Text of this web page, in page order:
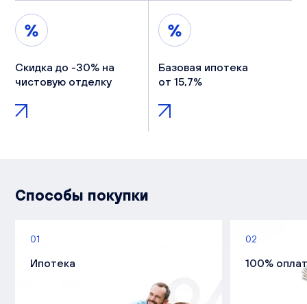
Скидка до -30% на
чистовую отделку
Базовая ипотека
от 15,7%
Способы покупки
01
Ипотека
02
100%